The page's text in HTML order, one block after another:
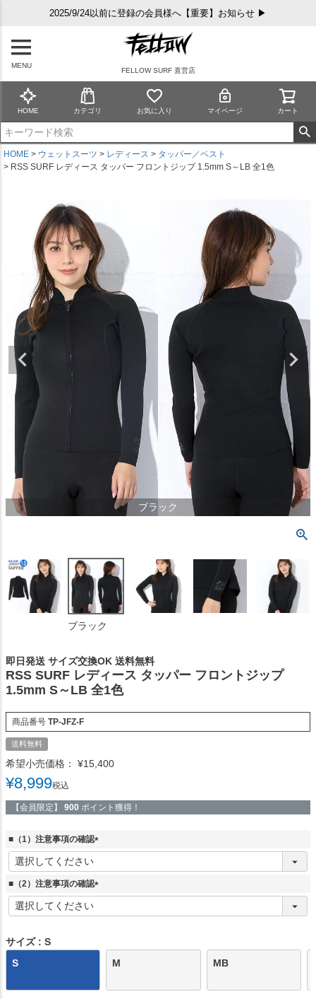
2025/9/24以前に登録の会員様へ【重要】お知らせ ▶
MENU
FELLOW SURF 直営店
HOME カテゴリ お気に入り マイページ カート
HOME ウェットスーツ レディース
タッパー／ベスト
RSS SURF レディース タッパー フロントジップ 1.5mm S～LB 全1色
ブラック
ブラック
即日発送 サイズ交換OK 送料無料
RSS SURF レディース タッパー フロントジップ
1.5mm S～LB 全1色
商品番号 TP-JFZ-F
送料無料
希望小売価格： ¥15,400
¥8,999税込
【会員限定】 900 ポイント獲得！
■（1）注意事項の確認
(
須
■（2）注意事項の確認
(
サイズ
S
S
M MB